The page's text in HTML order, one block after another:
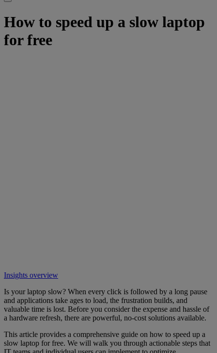
How to speed up a slow laptop
for free
Insights overview
Is your laptop slow? When every click is followed by a long pause
and applications take ages to load, the frustration builds, and
valuable time is lost. Before you consider the expense and hassle of
a hardware refresh, there are powerful, no-cost solutions available.
This article provides a comprehensive guide on how to speed up a
slow laptop for free. We will walk you through actionable steps that